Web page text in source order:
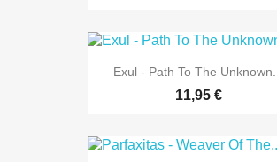
Exul - Path To The Unknown...
11,95 €